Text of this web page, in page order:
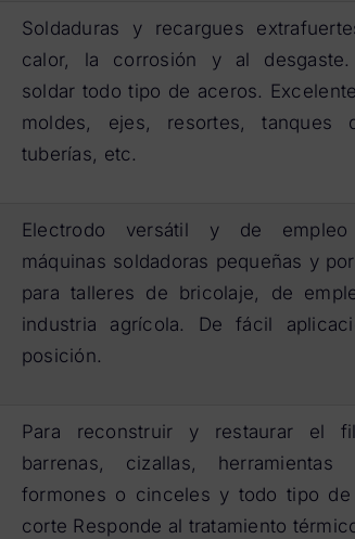
Soldaduras y recargues
calor, la corrosión y al desgaste.
soldar todo tipo de aceros.
moldes, ejes, resortes, tanques
tuberías, etc.
Electrodo versátil y de empleo
máquinas soldadoras pequeñas y
para talleres de bricolaje, de
industria agrícola. De fácil
posición.
Para reconstruir y restaurar el
barrenas, cizallas, herramientas
formones o cinceles y todo tipo de
corte Responde al tratamiento